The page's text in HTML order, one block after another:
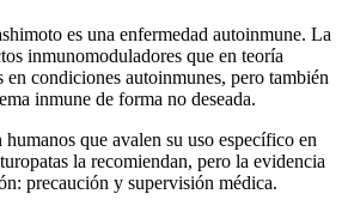
es una enfermedad autoinmune. La
inmunomoduladores que en teoría
en condiciones autoinmunes, pero también
inmune de forma no deseada.
que avalen su uso específico en
la recomiendan, pero la evidencia
precaución y supervisión médica.